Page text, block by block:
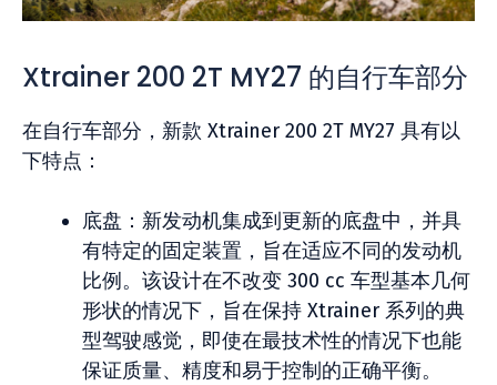
Xtrainer 200 2T MY27 的自行车部分
在自行车部分，新款 Xtrainer 200 2T MY27 具有以
下特点：
底盘：新发动机集成到更新的底盘中，并具
有特定的固定装置，旨在适应不同的发动机
比例。该设计在不改变 300 cc 车型基本几何
形状的情况下，旨在保持 Xtrainer 系列的典
型驾驶感觉，即使在最技术性的情况下也能
保证质量、精度和易于控制的正确平衡。